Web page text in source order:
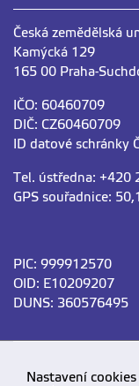
doc. Ing. Ph.D.
Ing. Ph.D.
Hart Jan
doc. Ing. Ph.D.
Česká zemědělská
Kamýcká 129
165 00 Praha-
IČO: 60460709
DIČ: CZ60460709
ID datové schránky
Tel. ústředna: +420
GPS souřadnice:
PIC: 999912570
OID: E10209207
DUNS: 360576495
Nastavení cookies